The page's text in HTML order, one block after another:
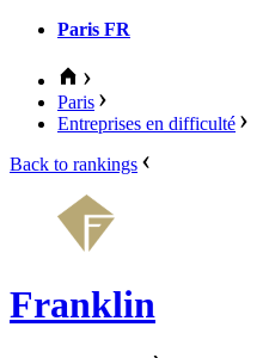
Paris FR
Paris
Entreprises en difficulté
Back to rankings
Franklin